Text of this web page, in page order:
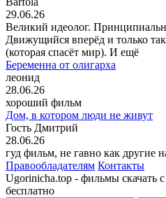
29.06.26
Великий идеолог.
Движущийся вперёд и только
(которая спасёт мир). И ещё
Беременна от олигарха
леонид
28.06.26
хороший фильм
Дом, в котором люди не живут
Гость Дмитрий
28.06.26
гуд фильм, не гавно как другие
Правообладателям Контакты
Ugorinicha.top - фильмы скачать
бесплатно